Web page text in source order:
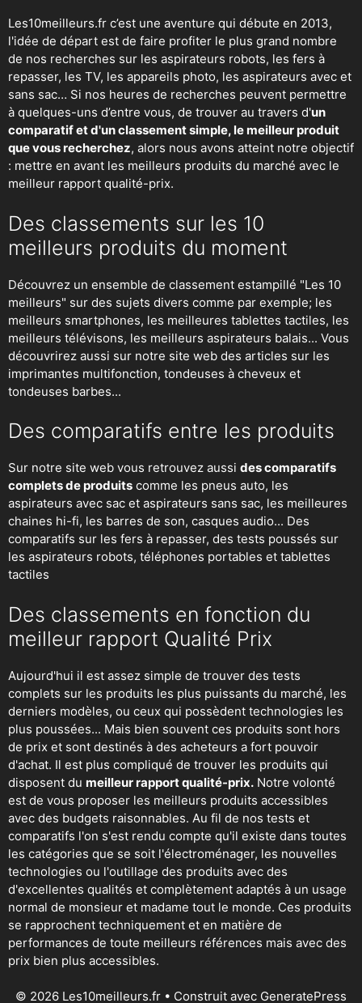
Les10meilleurs.fr c’est une aventure qui débute en 2013,
l'idée de départ est de faire profiter le plus grand nombre
de nos recherches sur les aspirateurs robots, les fers à
repasser, les TV, les appareils photo, les aspirateurs avec et
sans sac… Si nos heures de recherches peuvent permettre
à quelques-uns d’entre vous, de trouver au travers d'un
comparatif et d'un classement simple, le meilleur produit
que vous recherchez, alors nous avons atteint notre objectif
: mettre en avant les meilleurs produits du marché avec le
meilleur rapport qualité-prix.
Des classements sur les 10
meilleurs produits du moment
Découvrez un ensemble de classement estampillé "Les 10
meilleurs" sur des sujets divers comme par exemple; les
meilleurs smartphones, les meilleures tablettes tactiles, les
meilleurs télévisons, les meilleurs aspirateurs balais... Vous
découvrirez aussi sur notre site web des articles sur les
imprimantes multifonction, tondeuses à cheveux et
tondeuses barbes...
Des comparatifs entre les produits
Sur notre site web vous retrouvez aussi des comparatifs
complets de produits comme les pneus auto, les
aspirateurs avec sac et aspirateurs sans sac, les meilleures
chaines hi-fi, les barres de son, casques audio... Des
comparatifs sur les fers à repasser, des tests poussés sur
les aspirateurs robots, téléphones portables et tablettes
tactiles
Des classements en fonction du
meilleur rapport Qualité Prix
Aujourd'hui il est assez simple de trouver des tests
complets sur les produits les plus puissants du marché, les
derniers modèles, ou ceux qui possèdent technologies les
plus poussées... Mais bien souvent ces produits sont hors
de prix et sont destinés à des acheteurs a fort pouvoir
d'achat. Il est plus compliqué de trouver les produits qui
disposent du meilleur rapport qualité-prix. Notre volonté
est de vous proposer les meilleurs produits accessibles
avec des budgets raisonnables. Au fil de nos tests et
comparatifs l'on s'est rendu compte qu'il existe dans toutes
les catégories que se soit l'électroménager, les nouvelles
technologies ou l'outillage des produits avec des
d'excellentes qualités et complètement adaptés à un usage
normal de monsieur et madame tout le monde. Ces produits
se rapprochent techniquement et en matière de
performances de toute meilleurs références mais avec des
prix bien plus accessibles.
© 2026 Les10meilleurs.fr • Construit avec GeneratePress